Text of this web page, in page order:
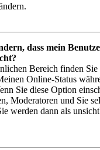
dass mein
Bereich finden
Online-Status
Sie diese Option
Moderatoren und Sie
werden dann als